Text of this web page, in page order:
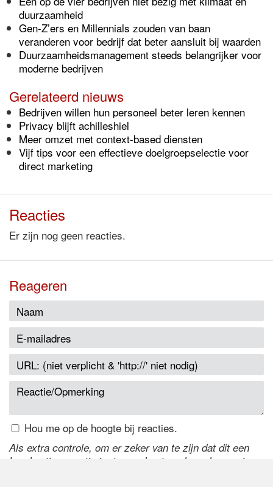
duurzaamheid
Gen-Z’ers en Millennials zouden van baan
veranderen voor bedrijf dat beter aansluit bij waarden
Duurzaamheidsmanagement steeds belangrijker voor
moderne bedrijven
Gerelateerd nieuws
Bedrijven willen hun personeel beter leren kennen
Privacy blijft achilleshiel
Meer omzet met context-based diensten
Vijf tips voor een effectieve doelgroepselectie voor
direct marketing
Reacties
Er zijn nog geen reacties.
Reageren
Hou me op de hoogte bij reacties.
Als extra controle, om er zeker van te zijn dat dit een
handmatige reactie is, typ onderstaande code over in